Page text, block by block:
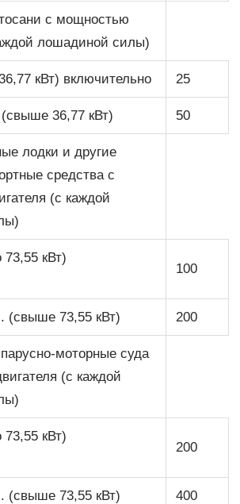
с мощностью
лошадиной силы)
кВт) включительно 25
36,77 кВт) 50
лодки и другие
средства с
(с каждой
кВт)
100
(свыше 73,55 кВт) 200
моторные суда
(с каждой
кВт)
200
(свыше 73,55 кВт) 400